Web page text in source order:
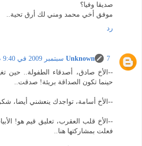
صديقا وفيا؟
موفق أخي محمد ومني لك أرق تحية..
رد
Unknown
7 سبتمبر 2009 في 9:40 م
--الأخ صادق، أصدقاء الطفولة.. حين
حينما تكون الصداقة بريئة! صدقت..
--الأخ أسامة، تواجدك ينعشني أيضا،
--الأخ قلب العقرب، تعليق قيم هو!
فعلت بمشاركتها هنا..